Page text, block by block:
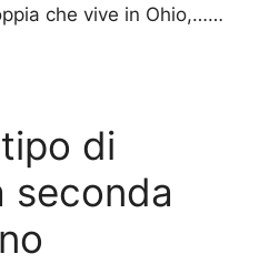
che vive in Ohio,……
di
seconda